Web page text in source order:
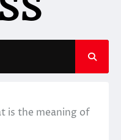
is the meaning of